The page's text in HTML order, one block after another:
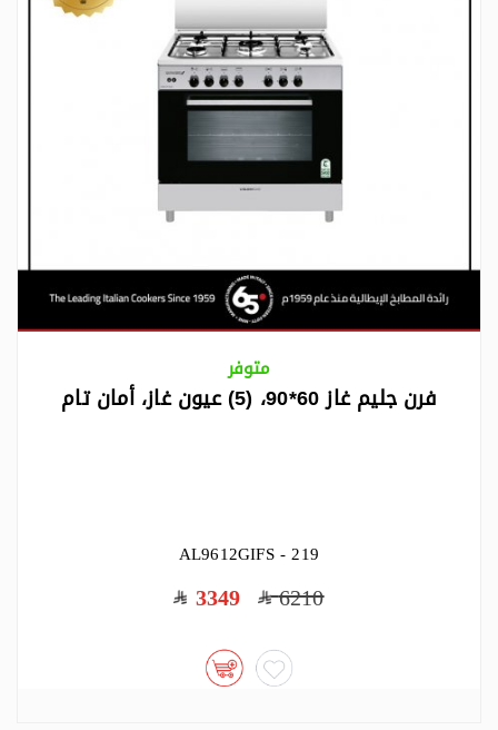
متوفر
فرن جليم غاز 60*90، (5) عيون غاز، أمان تام
AL9612GIFS - 219
6210
3349